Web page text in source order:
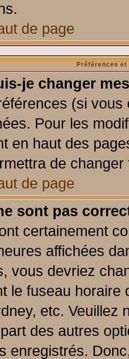
de page
Préférences
je changer
(si
Pour les
en haut des
de
de page
sont pas
certainement
affichées
vous devriez
le fuseau
etc. Veuillez
des autres
enregistrés.